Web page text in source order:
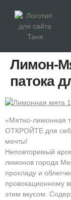
Лимон-
патока
«Мятно-лимонная
ОТКРОЙТЕ для
мечты!
Неповторимый
лимонов города
прохладу и
провокационному
этим вкусом.